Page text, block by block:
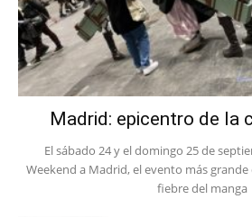
Madrid: epicentro de la
El sábado 24 y el domingo 25 de
Weekend a Madrid, el evento más grande
fiebre del manga